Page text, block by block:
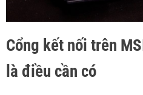
Cổng kết nối trên
là điều cần có